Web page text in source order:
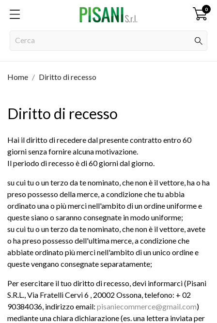
0
Home Diritto di recesso
Diritto di recesso
Hai il diritto di recedere dal presente contratto entro 60
giorni senza fornire alcuna motivazione.
Il periodo di recesso è di 60 giorni dal giorno.
su cui tu o un terzo da te nominato, che non è il vettore, ha o ha
preso possesso della merce, a condizione che tu abbia
ordinato una o più merci nell'ambito di un ordine uniforme e
queste siano o saranno consegnate in modo uniforme;
su cui tu o un terzo da te nominato, che non è il vettore, avete
o ha preso possesso dell'ultima merce, a condizione che
abbiate ordinato più merci nell'ambito di un unico ordine e
queste vengano consegnate separatamente;
Per esercitare il tuo diritto di recesso, devi informarci (Pisani
S.R.L., Via Fratelli Cervi 6 , 20002 Ossona, telefono: + 02
90384036, indirizzo email: pisaniecommerce@gmail.com)
mediante una chiara dichiarazione (es. una lettera inviata per